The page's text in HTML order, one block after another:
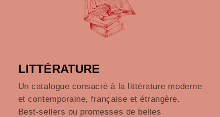
LITTÉRATURE
Un catalogue consacré à la littérature moderne
et contemporaine, française et étrangère.
Best-sellers ou promesses de belles